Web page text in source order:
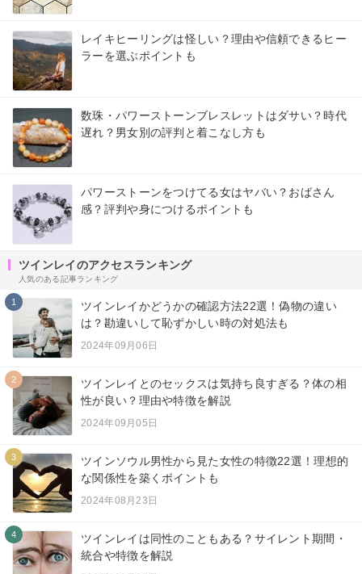
レイキヒーリングは怪しい？理由や信頼できるヒー
ラーを選ぶポイントも
数珠・パワーストーンブレスレットはダサい？時代
遅れ？男女別の評判と着こなし方も
パワーストーンをつけてる女はヤバい？おばさん
感？評判や身につけるポイントも
ツインレイのアクセスランキング
人気のある記事ランキング
1
ツインレイかどうかの確認方法22選！偽物の違い
は？勘違いして恥ずかしい時の対処法も
2024年09月06日
2
ツインレイとのセックスは気持ち良すぎる？体の相
性が良い？理由や特徴を解説
2024年09月05日
3
ツインソウル男性から見た女性の特徴22選！理想的
な関係性を築くポイントも
2024年08月23日
4
ツインレイは同性のこともある？サイレント期間・
統合や特徴を解説